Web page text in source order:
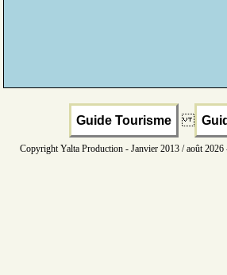
Guide Tourisme
Copyright Yalta Production - Janvier 2013 / août 2026